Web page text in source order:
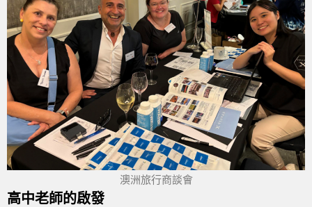
澳洲旅行商談會
高中老師的啟發